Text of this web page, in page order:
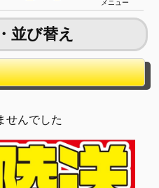
メニュー
並び替え
せんでした